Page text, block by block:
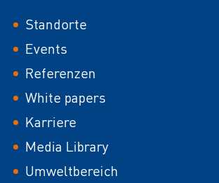
Footer
Standorte
Events
Referenzen
White papers
Karriere
Media Library
Umweltbereich